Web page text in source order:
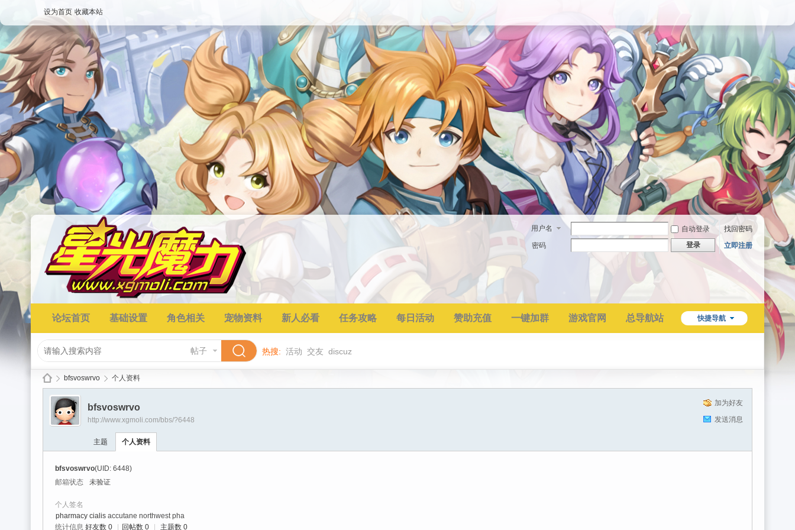
设为首页 收藏本站
用户名 自动登录
找回密码
密码
登录 立即注册
快捷导航
论坛首页 基础设置 角色相关 宠物资料 新人必看 任务攻略 每日活动 赞助充值 一键加群 游戏官网 总导航站
帖子 热搜: 活动 交友 discuz
›
bfsvoswrvo 个人资料
加为好友
发送消息
bfsvoswrvo
http://www.xgmoli.com/bbs/?6448
主题 个人资料
bfsvoswrvo(UID: 6448)
邮箱状态
未验证
个人签名
pharmacy cialis accutane northwest pha
统计信息 好友数 0 回帖数 0 主题数 0